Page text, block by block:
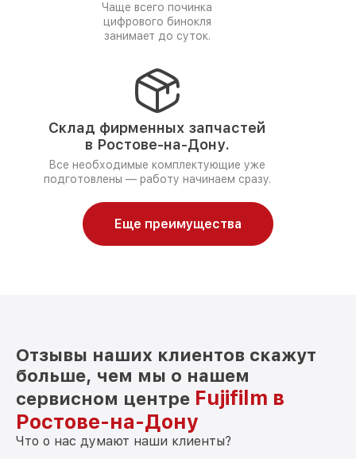
Чаще всего починка
цифрового бинокля
занимает до суток.
Склад фирменных запчастей
в Ростове-на-Дону.
Все необходимые комплектующие уже
подготовлены — работу начинаем сразу.
Еще преимущества
Отзывы наших клиентов скажут
больше, чем мы о нашем
сервисном центре Fujifilm в
Ростове-на-Дону
Что о нас думают наши клиенты?